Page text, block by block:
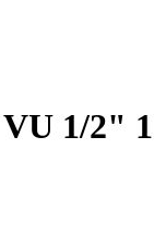
VU 1/2" 1